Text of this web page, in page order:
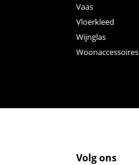
Vaas
Vloerkleed
Wijnglas
Woonaccessoires
Volg ons